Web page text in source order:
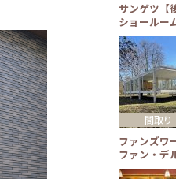
サンゲツ【
ショールー
ファンズワ
ファン・デ
間取り